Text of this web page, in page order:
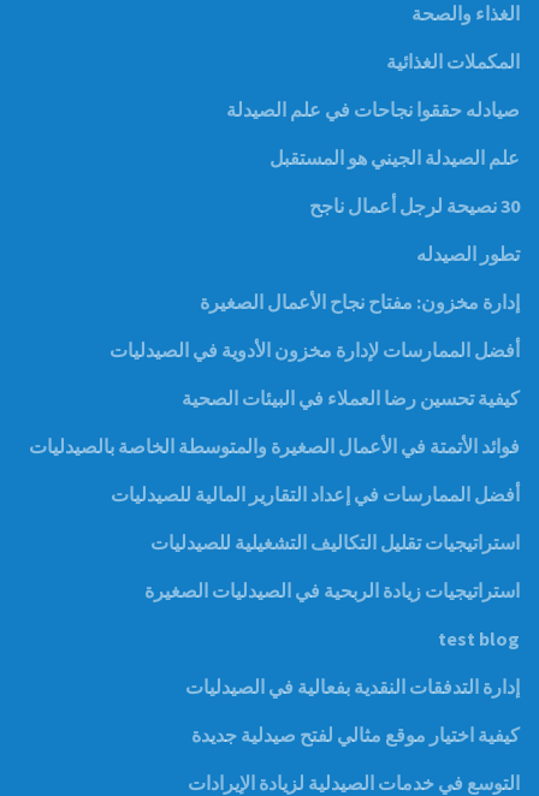
الغذاء والصحة
المكملات الغذائية
صيادله حققوا نجاحات في علم الصيدلة
علم الصيدلة الجيني هو المستقبل
30 نصيحة لرجل أعمال ناجح
تطور الصيدله
إدارة مخزون: مفتاح نجاح الأعمال الصغيرة
أفضل الممارسات لإدارة مخزون الأدوية في الصيدليات
كيفية تحسين رضا العملاء في البيئات الصحية
فوائد الأتمتة في الأعمال الصغيرة والمتوسطة الخاصة بالصيدليات
أفضل الممارسات في إعداد التقارير المالية للصيدليات
استراتيجيات تقليل التكاليف التشغيلية للصيدليات
استراتيجيات زيادة الربحية في الصيدليات الصغيرة
test blog
إدارة التدفقات النقدية بفعالية في الصيدليات
كيفية اختيار موقع مثالي لفتح صيدلية جديدة
التوسع في خدمات الصيدلية لزيادة الإيرادات